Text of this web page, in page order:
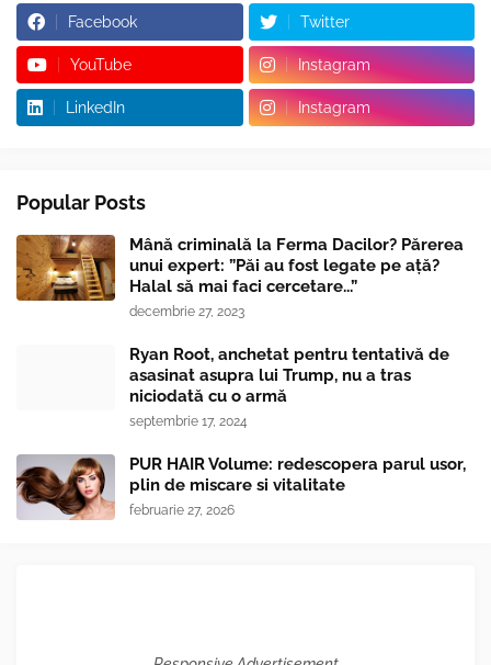
Facebook Twitter
YouTube Instagram
LinkedIn Instagram
Popular Posts
Mână criminală la Ferma Dacilor? Părerea
unui expert: ”Păi au fost legate pe ață?
Halal să mai faci cercetare...”
decembrie 27, 2023
Ryan Root, anchetat pentru tentativă de
asasinat asupra lui Trump, nu a tras
niciodată cu o armă
septembrie 17, 2024
PUR HAIR Volume: redescopera parul usor,
plin de miscare si vitalitate
februarie 27, 2026